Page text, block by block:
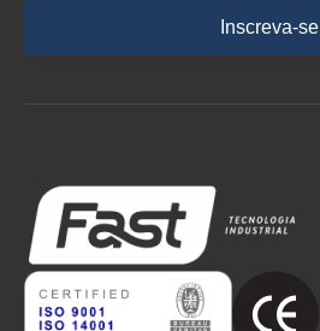
Inscreva-se